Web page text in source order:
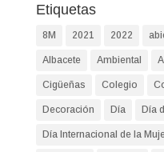
Etiquetas
8M 2021 2022
Albacete Ambiental
Cigüeñas Colegio
Decoración Día Día
Día Internacional de la